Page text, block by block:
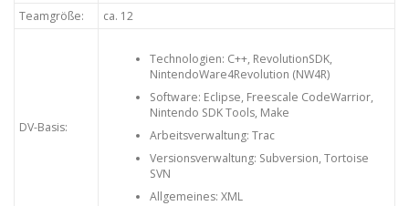
Teamgröße:
ca. 12
DV-Basis:
Technologien: C++, RevolutionSDK,
NintendoWare4Revolution (NW4R)
Software: Eclipse, Freescale CodeWarrior,
Nintendo SDK Tools, Make
Arbeitsverwaltung: Trac
Versionsverwaltung: Subversion, Tortoise
SVN
Allgemeines: XML